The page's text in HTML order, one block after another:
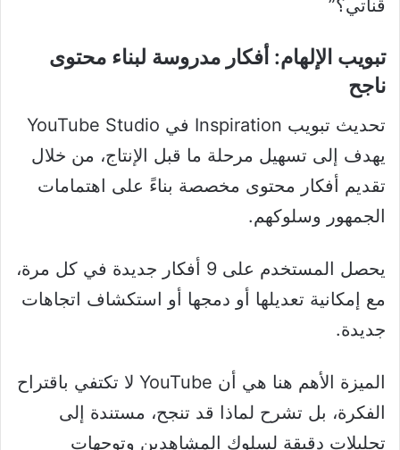
قناتي؟”
تبويب الإلهام: أفكار مدروسة لبناء محتوى
ناجح
تحديث تبويب Inspiration في YouTube Studio
يهدف إلى تسهيل مرحلة ما قبل الإنتاج، من خلال
تقديم أفكار محتوى مخصصة بناءً على اهتمامات
الجمهور وسلوكهم.
يحصل المستخدم على 9 أفكار جديدة في كل مرة،
مع إمكانية تعديلها أو دمجها أو استكشاف اتجاهات
جديدة.
الميزة الأهم هنا هي أن YouTube لا تكتفي باقتراح
الفكرة، بل تشرح لماذا قد تنجح، مستندة إلى
تحليلات دقيقة لسلوك المشاهدين وتوجهات